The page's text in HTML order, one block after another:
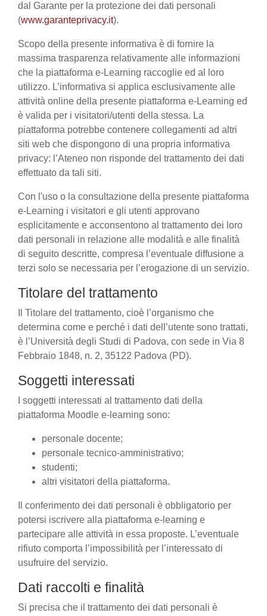
dal Garante per la protezione dei dati personali
(www.garanteprivacy.it).
Scopo della presente informativa è di fornire la
massima trasparenza relativamente alle informazioni
che la piattaforma e-Learning raccoglie ed al loro
utilizzo. L’informativa si applica esclusivamente alle
attività online della presente piattaforma e-Learning ed
è valida per i visitatori/utenti della stessa. La
piattaforma potrebbe contenere collegamenti ad altri
siti web che dispongono di una propria informativa
privacy: l’Ateneo non risponde del trattamento dei dati
effettuato da tali siti.
Con l'uso o la consultazione della presente piattaforma
e-Learning i visitatori e gli utenti approvano
esplicitamente e acconsentono al trattamento dei loro
dati personali in relazione alle modalità e alle finalità
di seguito descritte, compresa l’eventuale diffusione a
terzi solo se necessaria per l’erogazione di un servizio.
Titolare del trattamento
Il Titolare del trattamento, cioè l’organismo che
determina come e perché i dati dell’utente sono trattati,
è l’Università degli Studi di Padova, con sede in Via 8
Febbraio 1848, n. 2, 35122 Padova (PD).
Soggetti interessati
I soggetti interessati al trattamento dati della
piattaforma Moodle e-learning sono:
personale docente;
personale tecnico-amministrativo;
studenti;
altri visitatori della piattaforma.
Il conferimento dei dati personali è obbligatorio per
potersi iscrivere alla piattaforma e-learning e
partecipare alle attività in essa proposte. L’eventuale
rifiuto comporta l’impossibilità per l’interessato di
usufruire del servizio.
Dati raccolti e finalità
Si precisa che il trattamento dei dati personali è